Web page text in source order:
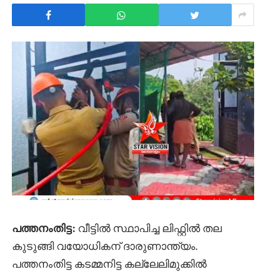
പത്തനംതിട്ട: വീട്ടില്‍ സ്ഥാപിച്ച ലിഫ്റ്റില്‍ തല
കുടുങ്ങി വയോധികന് ദാരുണാന്ത്യം.
പത്തനംതിട്ട കടമ്മനിട്ട കല്ലേലിമുക്കിൽ